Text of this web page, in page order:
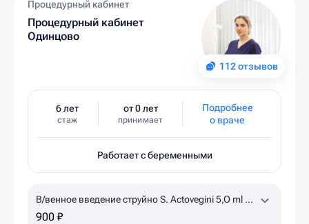
112 отзывов
Процедурный кабинет
Процедурный кабинет
Одинцово
6 лет
стаж
от 0 лет
принимает
Подробнее
о враче
Работает с беременными
В/венное введение струйно S. Actovegini 5,O ml +
NaCl 0,9% 15 ml
900 ₽